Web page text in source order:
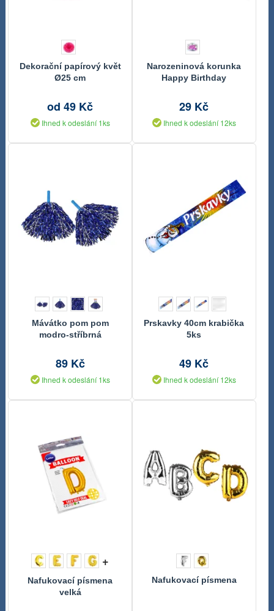
Dekorační papírový květ
Ø25 cm
od 49 Kč
Ihned k odeslání 1ks
Narozeninová korunka
Happy Birthday
29 Kč
Ihned k odeslání 12ks
Mávátko pom pom
modro-stříbrná
89 Kč
Ihned k odeslání 1ks
Prskavky 40cm krabička
5ks
49 Kč
Ihned k odeslání 12ks
+
Nafukovací písmena
velká
Nafukovací písmena